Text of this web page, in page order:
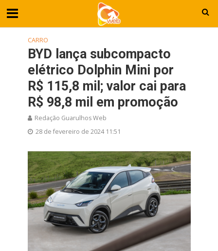
CARRO
BYD lança subcompacto
elétrico Dolphin Mini por
R$ 115,8 mil; valor cai para
R$ 98,8 mil em promoção
Redação Guarulhos Web
28 de fevereiro de 2024 11:51